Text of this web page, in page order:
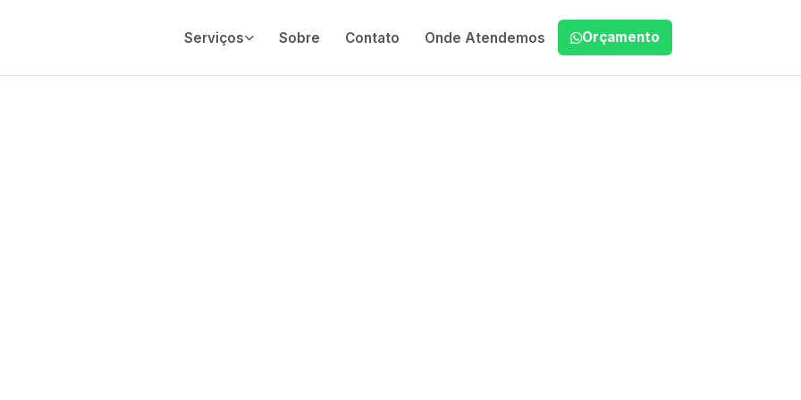
Serviços Sobre Contato Onde Atendemos Orçamento